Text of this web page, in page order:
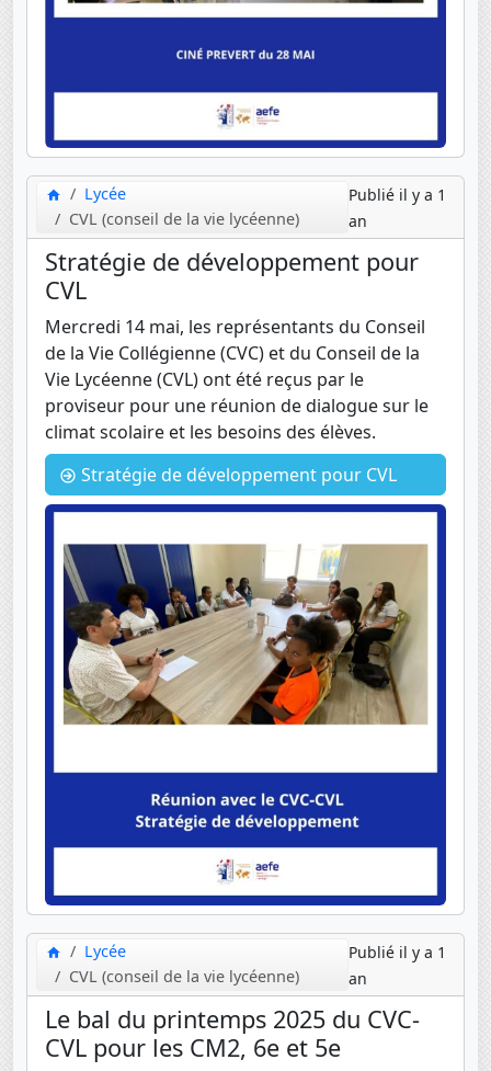
Lycée
CVL (conseil de la vie lycéenne)
Publié il y a 1
an
Stratégie de développement pour
CVL
Mercredi 14 mai, les représentants du Conseil
de la Vie Collégienne (CVC) et du Conseil de la
Vie Lycéenne (CVL) ont été reçus par le
proviseur pour une réunion de dialogue sur le
climat scolaire et les besoins des élèves.
Stratégie de développement pour CVL
Lycée
CVL (conseil de la vie lycéenne)
Publié il y a 1
an
Le bal du printemps 2025 du CVC-
CVL pour les CM2, 6e et 5e